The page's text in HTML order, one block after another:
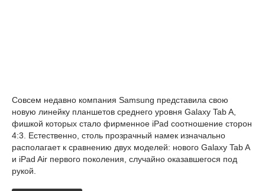
Совсем недавно компания Samsung представила свою
новую линейку планшетов среднего уровня Galaxy Tab A,
фишкой которых стало фирменное iPad соотношение сторон
4:3. Естественно, столь прозрачный намек изначально
располагает к сравнению двух моделей: нового Galaxy Tab A
и iPad Air первого поколения, случайно оказавшегося под
рукой.